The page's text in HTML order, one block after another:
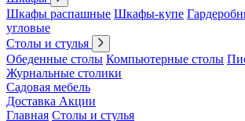
Шкафы распашные Шкафы-купе
угловые
Столы и стулья
Обеденные столы Компьютерные столы
Журнальные столики
Садовая мебель
Доставка Акции
Главная Столы и стулья